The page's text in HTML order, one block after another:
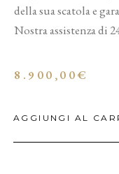
della sua scatola e
Nostra assistenza di
8.900,00€
AGGIUNGI AL